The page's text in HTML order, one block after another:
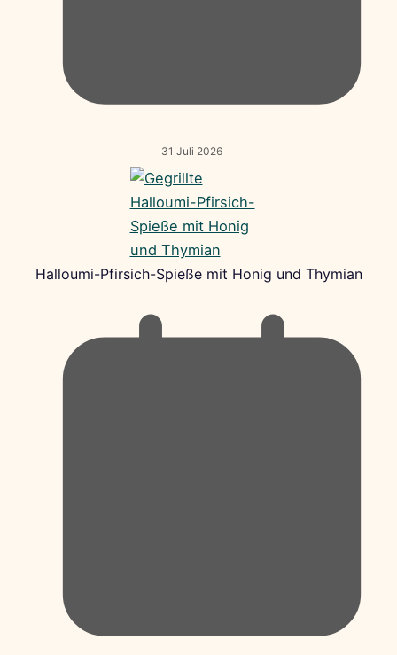
31 Juli 2026
Halloumi-Pfirsich-Spieße mit Honig und Thymian